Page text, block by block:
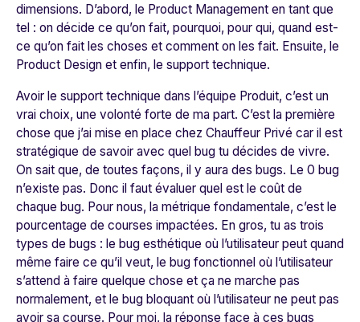
dimensions. D’abord, le Product Management en tant que
tel : on décide ce qu’on fait, pourquoi, pour qui, quand est-
ce qu’on fait les choses et comment on les fait. Ensuite, le
Product Design et enfin, le support technique.
Avoir le support technique dans l’équipe Produit, c’est un
vrai choix, une volonté forte de ma part. C’est la première
chose que j’ai mise en place chez Chauffeur Privé car il est
stratégique de savoir avec quel bug tu décides de vivre.
On sait que, de toutes façons, il y aura des bugs. Le 0 bug
n’existe pas. Donc il faut évaluer quel est le coût de
chaque bug. Pour nous, la métrique fondamentale, c’est le
pourcentage de courses impactées. En gros, tu as trois
types de bugs : le bug esthétique où l’utilisateur peut quand
même faire ce qu’il veut, le bug fonctionnel où l’utilisateur
s’attend à faire quelque chose et ça ne marche pas
normalement, et le bug bloquant où l’utilisateur ne peut pas
avoir sa course. Pour moi, la réponse face à ces bugs